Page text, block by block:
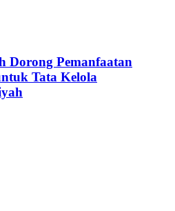
Dorong Pemanfaatan
Tata Kelola